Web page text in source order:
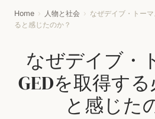
Home › 人物と社会 › なぜデイブ・トー
ると感じたのか？
なぜデイブ・
GEDを取得す
と感じた